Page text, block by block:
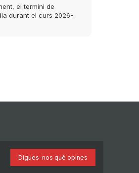
el termini de
durant el curs 2026-
Digues-nos què opines